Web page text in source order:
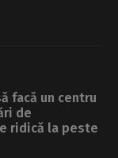
facă un centru
de
ridică la peste